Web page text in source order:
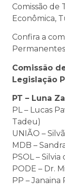
Comissão de
Econômica,
Confira a
Comissão
Legislação
PT – Luna
PL – Lucas
Tadeu)
UNIÃO –
MDB –
PSOL –
PODE – Dr.
PP – Janaina